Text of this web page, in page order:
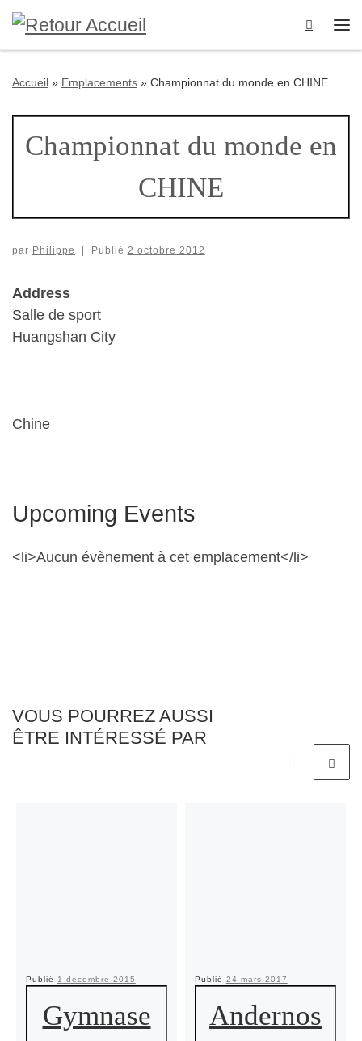
Passer au contenu
Search
Accueil » Emplacements » Championnat du monde en CHINE
Championnat du monde en
CHINE
par Philippe Publié 2 octobre 2012
Address
Salle de sport
Huangshan City
Chine
Upcoming Events
<li>Aucun évènement à cet emplacement</li>
VOUS POURREZ AUSSI
ÊTRE INTÉRESSÉ PAR
Publié 1 décembre 2015
Gymnase
Publié 24 mars 2017
Andernos